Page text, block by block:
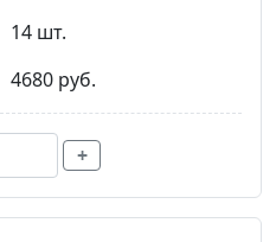
14 шт.
4680 руб.
+